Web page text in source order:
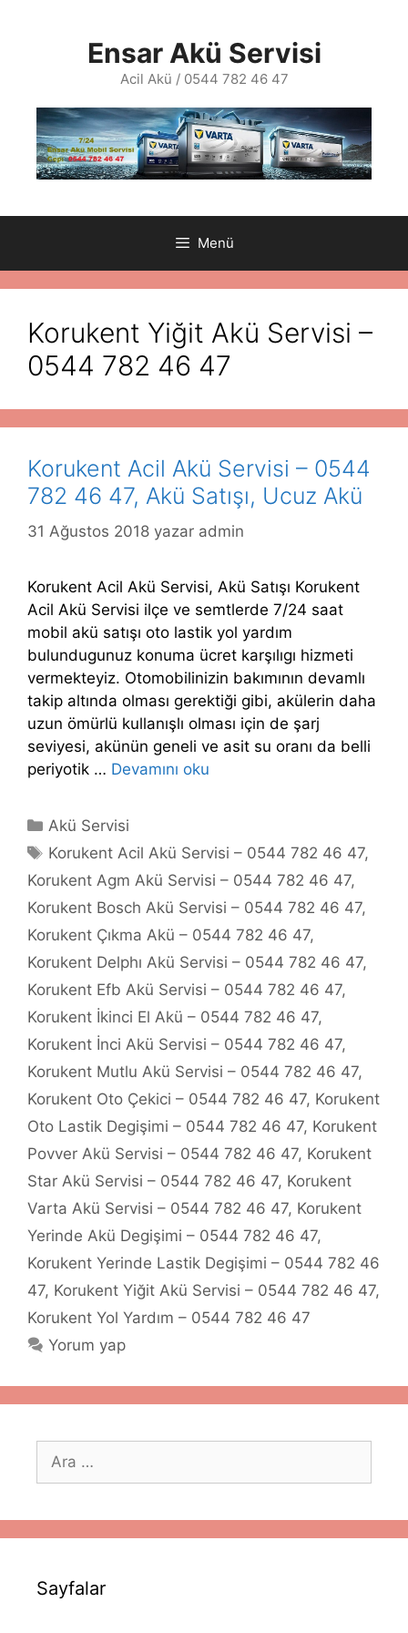
Ensar Akü Servisi
Acil Akü / 0544 782 46 47
Menü
Korukent Yiğit Akü Servisi –
0544 782 46 47
Korukent Acil Akü Servisi – 0544
782 46 47, Akü Satışı, Ucuz Akü
31 Ağustos 2018 yazar admin
Korukent Acil Akü Servisi, Akü Satışı Korukent
Acil Akü Servisi ilçe ve semtlerde 7/24 saat
mobil akü satışı oto lastik yol yardım
bulundugunuz konuma ücret karşılıgı hizmeti
vermekteyiz. Otomobilinizin bakımının devamlı
takip altında olması gerektiği gibi, akülerin daha
uzun ömürlü kullanışlı olması için de şarj
seviyesi, akünün geneli ve asit su oranı da belli
periyotik … Devamını oku
Kategoriler
Akü Servisi
Etiketler
Korukent Acil Akü Servisi – 0544 782 46 47,
Korukent Agm Akü Servisi – 0544 782 46 47,
Korukent Bosch Akü Servisi – 0544 782 46 47,
Korukent Çıkma Akü – 0544 782 46 47,
Korukent Delphı Akü Servisi – 0544 782 46 47,
Korukent Efb Akü Servisi – 0544 782 46 47,
Korukent İkinci El Akü – 0544 782 46 47,
Korukent İnci Akü Servisi – 0544 782 46 47,
Korukent Mutlu Akü Servisi – 0544 782 46 47,
Korukent Oto Çekici – 0544 782 46 47, Korukent
Oto Lastik Degişimi – 0544 782 46 47, Korukent
Povver Akü Servisi – 0544 782 46 47, Korukent
Star Akü Servisi – 0544 782 46 47, Korukent
Varta Akü Servisi – 0544 782 46 47, Korukent
Yerinde Akü Degişimi – 0544 782 46 47,
Korukent Yerinde Lastik Degişimi – 0544 782 46
47, Korukent Yiğit Akü Servisi – 0544 782 46 47,
Korukent Yol Yardım – 0544 782 46 47
Yorum yap
ara
Sayfalar